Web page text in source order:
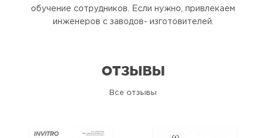
обучение сотрудников. Если нужно, привлекаем
инженеров с заводов- изготовителей.
ОТЗЫВЫ
Все отзывы